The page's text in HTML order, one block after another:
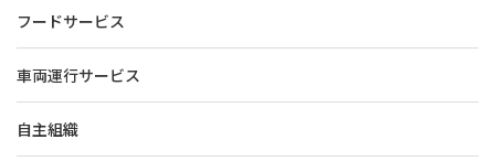
フードサービス
車両運行サービス
自主組織